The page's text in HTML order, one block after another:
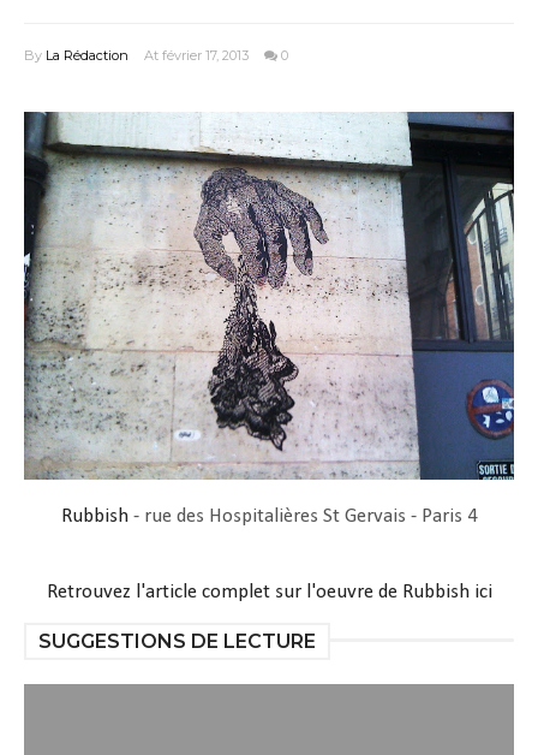
By La Rédaction At février 17, 2013 0
Rubbish- rue des Hospitalières St Gervais - Paris 4
Retrouvez l'article complet sur l'oeuvre de Rubbish ici
SUGGESTIONS DE LECTURE